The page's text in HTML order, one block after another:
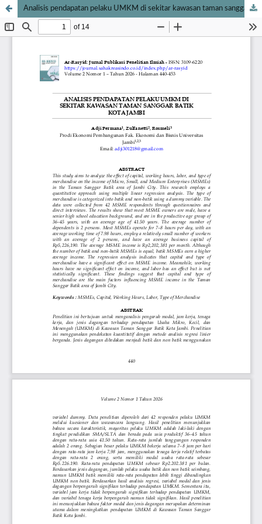
Analisis pendapatan pelaku UMKM di sekitar kawasan taman sanggar batik Kota Jambi